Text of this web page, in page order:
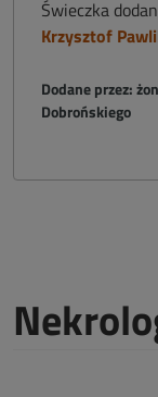
Świeczka
Krzysztof
Dodane przez:
Dobrońskiego